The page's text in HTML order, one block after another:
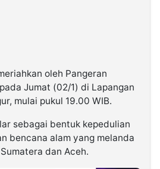
oleh Pangeran
Jumat (02/1) di Lapangan
mulai pukul 19.00 WIB.
sebagai bentuk kepedulian
bencana alam yang melanda
dan Aceh.